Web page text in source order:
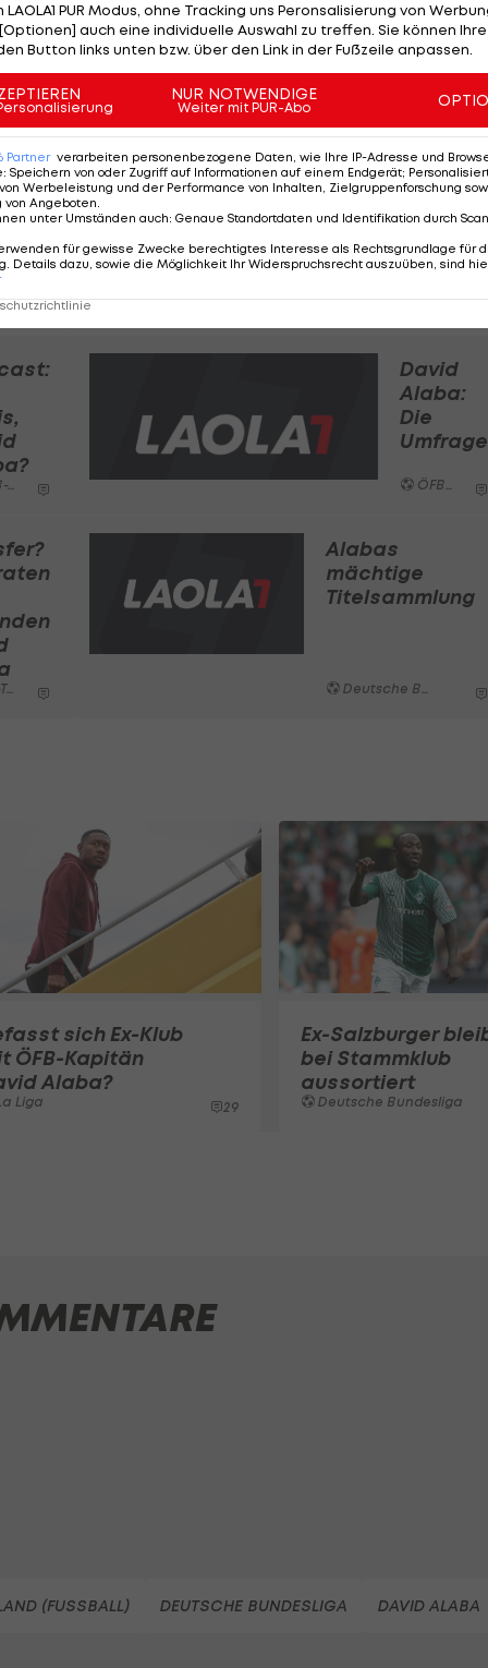
etwa beim FC BarcelonaoderReal Madrid,
Position auf einen etwaigen Vereins-Wechsel?
zur Personalie David Alaba:
David
Alaba:
Die
Umfrage
ÖFB-Team
Alabas
mächtige
Titelsammlung
Deutsche Bundesliga
sich Ex-Klub
ÖFB-Kapitän
Alaba?
Liga 29
Ex-Salzburger
bei Stammklub
aussortiert
Deutsche Bundesliga
(FUSSBALL) DEUTSCHE BUNDESLIGA DAVID ALABA
PUR Modus, ohne Tracking uns Peronsalisierung von
auch eine individuelle Auswahl zu treffen. Sie können
Button links unten bzw. über den Link in der Fußzeile anpassen.
NUR NOTWENDIGE
Weiter mit PUR-Abo
Partner verarbeiten personenbezogene Daten, wie Ihre IP-Adresse und
: Speichern von oder Zugriff auf Informationen auf einem Endgerät;
Werbeleistung und der Performance von Inhalten, Zielgruppenforschung
von Angeboten.
unter Umständen auch: Genaue Standortdaten und Identifikation durch
für gewisse Zwecke berechtigtes Interesse als Rechtsgrundlage für
Details dazu, sowie die Möglichkeit Ihr Widerspruchsrecht auszuüben, sind